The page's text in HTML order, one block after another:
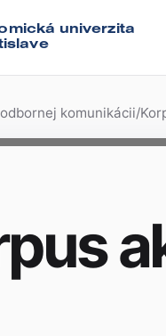
univerzita
komunikácii/